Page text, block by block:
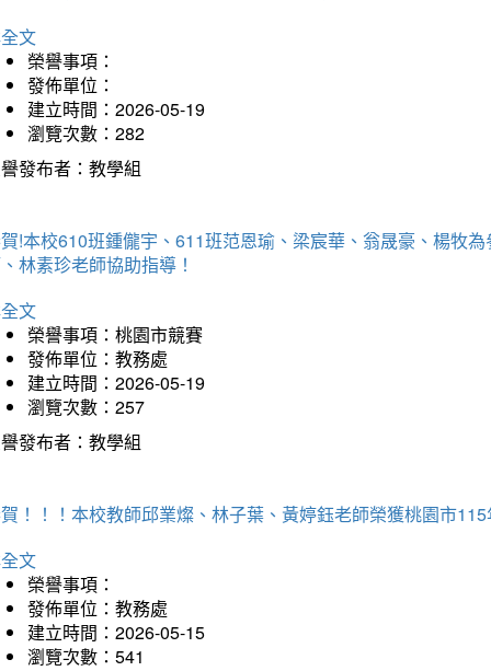
文
榮譽事項：
發佈單位：
建立時間：2026-05-19
瀏覽次數：282
發布者：教學組
!本校610班鍾儱宇、611班范恩瑜、梁宸華、翁晟豪、楊牧
林素珍老師協助指導！
文
榮譽事項：桃園市競賽
發佈單位：教務處
建立時間：2026-05-19
瀏覽次數：257
發布者：教學組
！！！本校教師邱業燦、林子葉、黃婷鈺老師榮獲桃園市
文
榮譽事項：
發佈單位：教務處
建立時間：2026-05-15
瀏覽次數：541